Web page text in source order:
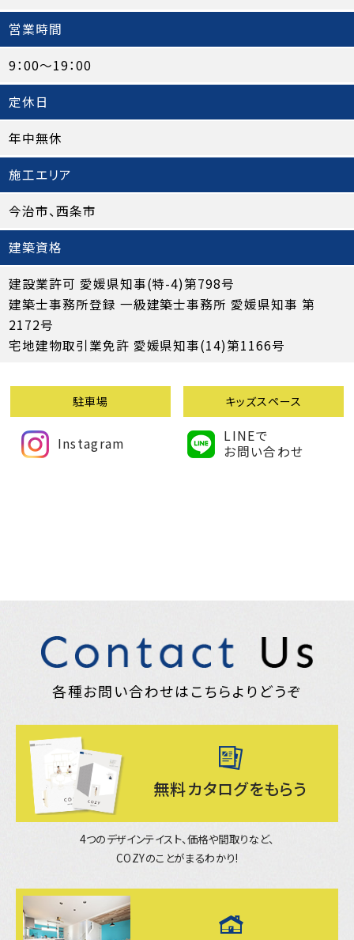
営業時間
9：00～19：00
定休日
年中無休
施工エリア
今治市、西条市
建築資格
建設業許可 愛媛県知事(特-4)第798号
建築士事務所登録 一級建築士事務所 愛媛県知事 第
2172号
宅地建物取引業免許 愛媛県知事(14)第1166号
駐車場 キッズスペース
Instagram
LINEで
お問い合わせ
各種お問い合わせはこちらよりどうぞ
無料カタログをもらう
4つのデザインテイスト、価格や間取りなど、
COZYのことがまるわかり!